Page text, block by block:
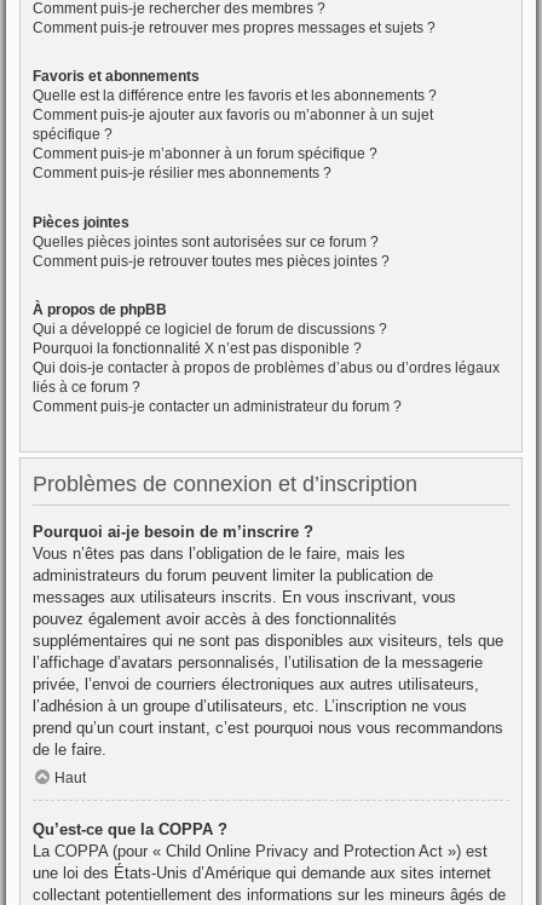
Comment puis-je rechercher des membres ?
Comment puis-je retrouver mes propres messages et sujets ?
Favoris et abonnements
Quelle est la différence entre les favoris et les abonnements ?
Comment puis-je ajouter aux favoris ou m’abonner à un sujet
spécifique ?
Comment puis-je m’abonner à un forum spécifique ?
Comment puis-je résilier mes abonnements ?
Pièces jointes
Quelles pièces jointes sont autorisées sur ce forum ?
Comment puis-je retrouver toutes mes pièces jointes ?
À propos de phpBB
Qui a développé ce logiciel de forum de discussions ?
Pourquoi la fonctionnalité X n’est pas disponible ?
Qui dois-je contacter à propos de problèmes d’abus ou d’ordres légaux
liés à ce forum ?
Comment puis-je contacter un administrateur du forum ?
Problèmes de connexion et d’inscription
Pourquoi ai-je besoin de m’inscrire ?
Vous n’êtes pas dans l’obligation de le faire, mais les
administrateurs du forum peuvent limiter la publication de
messages aux utilisateurs inscrits. En vous inscrivant, vous
pouvez également avoir accès à des fonctionnalités
supplémentaires qui ne sont pas disponibles aux visiteurs, tels que
l’affichage d’avatars personnalisés, l’utilisation de la messagerie
privée, l’envoi de courriers électroniques aux autres utilisateurs,
l’adhésion à un groupe d’utilisateurs, etc. L’inscription ne vous
prend qu’un court instant, c’est pourquoi nous vous recommandons
de le faire.
Haut
Qu’est-ce que la COPPA ?
La COPPA (pour « Child Online Privacy and Protection Act ») est
une loi des États-Unis d’Amérique qui demande aux sites internet
collectant potentiellement des informations sur les mineurs âgés de